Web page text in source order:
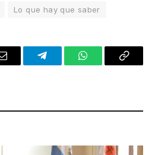
Lo que hay que saber
Email TelegramWhatsAppCopy